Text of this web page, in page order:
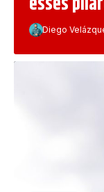
Diego